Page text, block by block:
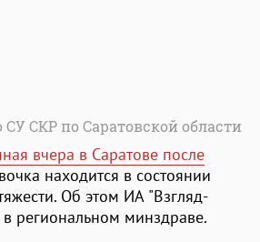
СУ СКР по Саратовской области
вчера в Саратове после
находится в состоянии
Об этом ИА "Взгляд-
региональном минздраве.